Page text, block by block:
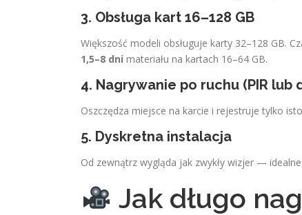
3. Obsługa kart 16–128 GB
Większość modeli obsługuje karty 32–128 GB.
1,5–8 dni materiału na kartach 16–64 GB.
4. Nagrywanie po ruchu (PIR lub
Oszczędza miejsce na karcie i rejestruje tylko
5. Dyskretna instalacja
Od zewnątrz wygląda jak zwykły wizjer —
Jak długo